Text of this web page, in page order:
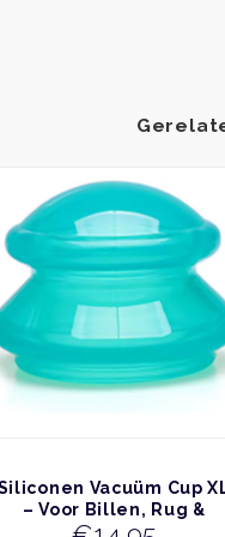
BEKIJK
Vacuüm Cup
– Voor Billen, Rug &
Benen (Ø 7,5 cm)